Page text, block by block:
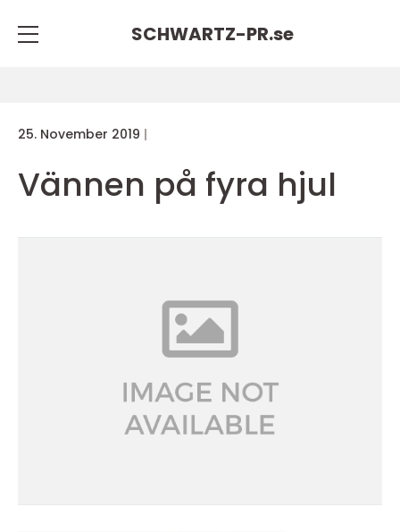
SCHWARTZ-PR.se
25. November 2019
Vännen på fyra hjul